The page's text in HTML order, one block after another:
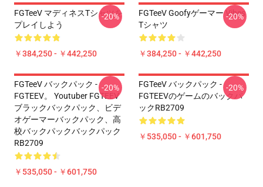
FGTeeV マディネスTシャツを
プレイしよう
￥384,250 - ￥442,250
-20%
FGTeeV Goofyゲーマー Vibes
Tシャツ
￥384,250 - ￥442,250
-20%
FGTeeV バックパック -
FGTEEV。 Youtuber FGTEEV
ブラックバックパック、ビデ
オゲーマーバックパック、高
校バックパックバックパック
RB2709
￥535,050 - ￥601,750
-20%
FGTeeV バックパック -
FGTEEVのゲームのバックパ
ックRB2709
￥535,050 - ￥601,750
-20%